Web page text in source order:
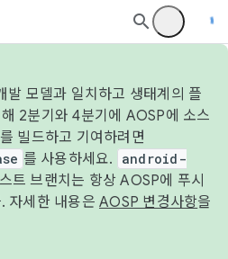
모델과 일치하고 생태계의 플
2분기와 4분기에 AOSP에 소스
빌드하고 기여하려면
를 사용하세요.
android-
트 브랜치는 항상 AOSP에 푸시
자세한 내용은 AOSP 변경사항을